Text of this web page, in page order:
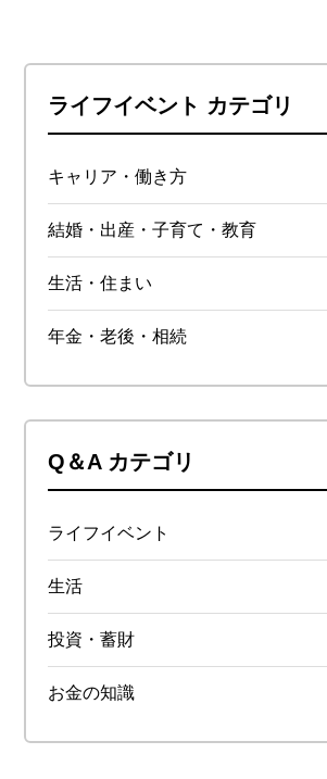
ライフイベント カテゴリ
キャリア・働き方
結婚・出産・子育て・教育
生活・住まい
年金・老後・相続
Q＆A カテゴリ
ライフイベント
生活
投資・蓄財
お金の知識